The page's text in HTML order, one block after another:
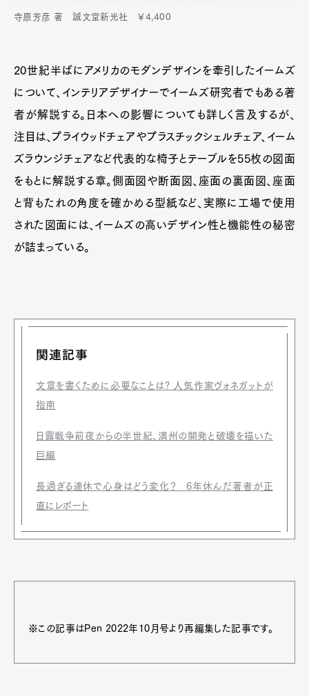
寺原芳彦 著 誠文堂新光社 ￥4,400
20世紀半ばにアメリカのモダンデザインを牽引したイームズ
について、インテリアデザイナーでイームズ研究者でもある著
者が解説する。日本への影響についても詳しく言及するが、
注目は、プライウッドチェアやプラスチックシェルチェア、イーム
ズラウンジチェアなど代表的な椅子とテーブルを55枚の図面
をもとに解説する章。側面図や断面図、座面の裏面図、座面
と背もたれの角度を確かめる型紙など、実際に工場で使用
された図面には、イームズの高いデザイン性と機能性の秘密
が詰まっている。
関連記事
文章を書くために必要なことは? 人気作家ヴォネガットが
指南
日露戦争前夜からの半世紀、満州の開発と破壊を描いた
巨編
長過ぎる連休で心身はどう変化？ 6年休んだ著者が正
直にレポート
※この記事はPen 2022年10月号より再編集した記事です。